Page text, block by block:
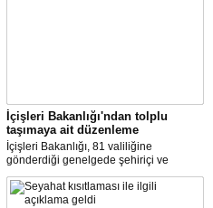
İçişleri Bakanlığı'ndan tolplu
taşımaya ait düzenleme
İçişleri Bakanlığı, 81 valiliğine
gönderdiği genelgede şehiriçi ve
şehirlerarası yolcu taşımacılığında
yüzde 50 kapasite kullanma
zorunluluğunu kaldırdı.